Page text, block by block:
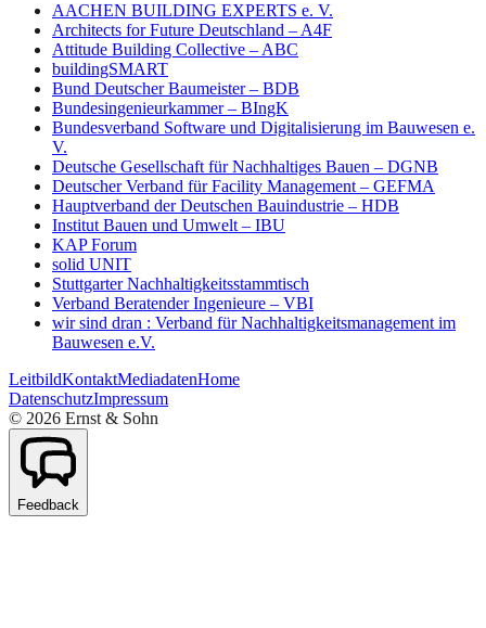
AACHEN BUILDING EXPERTS e. V.
Architects for Future Deutschland – A4F
Attitude Building Collective – ABC
buildingSMART
Bund Deutscher Baumeister – BDB
Bundesingenieurkammer – BIngK
Bundesverband Software und Digitalisierung im Bauwesen e.
V.
Deutsche Gesellschaft für Nachhaltiges Bauen – DGNB
Deutscher Verband für Facility Management – GEFMA
Hauptverband der Deutschen Bauindustrie – HDB
Institut Bauen und Umwelt – IBU
KAP Forum
solid UNIT
Stuttgarter Nachhaltigkeitsstammtisch
Verband Beratender Ingenieure – VBI
wir sind dran : Verband für Nachhaltigkeitsmanagement im
Bauwesen e.V.
LeitbildKontaktMediadatenHome
DatenschutzImpressum
© 2026 Ernst & Sohn
Feedback